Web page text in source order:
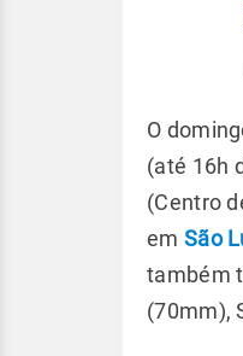
O
(até 16h
(Centro
em São
também
(70mm),